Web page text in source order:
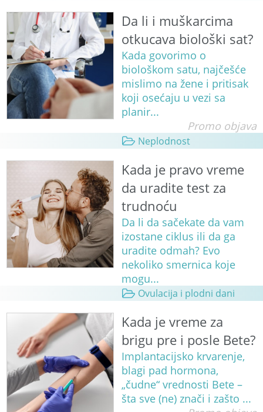
Da li i muškarcima
otkucava biološki sat?
Kada govorimo o
biološkom satu, najčešće
mislimo na žene i pritisak
koji osećaju u vezi sa
planir...
Promo objava
Neplodnost
Kada je pravo vreme
da uradite test za
trudnoću
Da li da sačekate da vam
izostane ciklus ili da ga
uradite odmah? Evo
nekoliko smernica koje
mogu...
Ovulacija i plodni dani
Kada je vreme za
brigu pre i posle Bete?
Implantacijsko krvarenje,
blagi pad hormona,
„čudne“ vrednosti Bete –
šta sve (ne) znači i zašto ...